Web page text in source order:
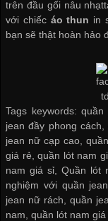
trên đầu gối nâu
với chiếc áo thun in
bạn sẽ thật hoàn hảo
Tags keywords:
jean đầy phong
jean nữ cạp cao,
giá rẻ, quần lót nam
nam giá sỉ
Quần lót
nghiệm với quần
jean nữ rách
quần
nam ,quần lót nam giá